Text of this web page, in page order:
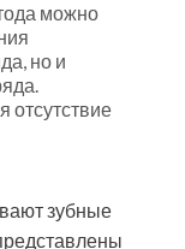
можно
но и
отсутствие
зубные